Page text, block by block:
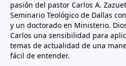
pasión del pastor Carlos A.
Seminario Teológico de Dallas
y un doctorado en Ministerio.
Carlos una sensibilidad para
temas de actualidad de una
fácil de entender.